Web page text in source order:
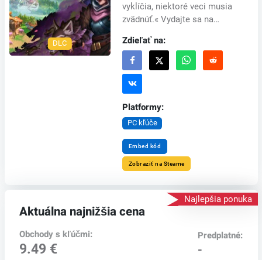
DLC
vyklíčia, niektoré veci musia
zvädnúť.« Vydajte sa na
»Meadowsong«. Kedysi známy
svojím prosperujúcim p...
Zdieľať na:
Platformy:
PC kľúče
Embed kód
Zobraziť na Steame
Najlepšia ponuka
Aktuálna najnižšia cena
Obchody s kľúčmi:
9.49 €
Predplatné:
-